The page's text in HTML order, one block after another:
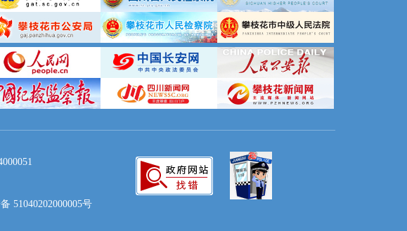
51040202000005号